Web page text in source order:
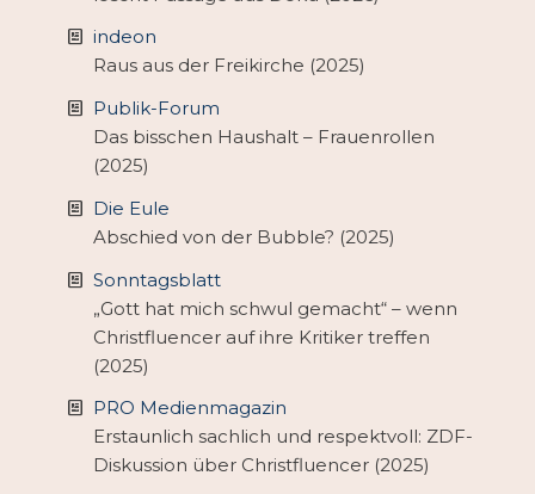
indeon
Raus aus der Freikirche (2025)
Publik-Forum
Das bisschen Haushalt – Frauenrollen
(2025)
Die Eule
Abschied von der Bubble? (2025)
Sonntagsblatt
„Gott hat mich schwul gemacht“ – wenn
Christfluencer auf ihre Kritiker treffen
(2025)
PRO Medienmagazin
Erstaunlich sachlich und respektvoll: ZDF-
Diskussion über Christfluencer (2025)